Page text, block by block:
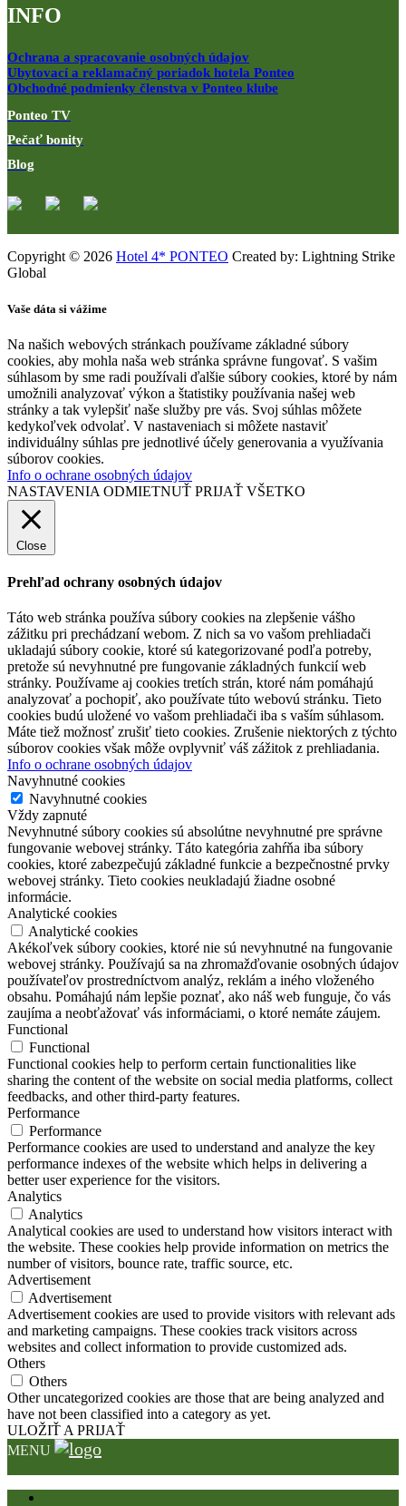
INFO
Ochrana a spracovanie osobných údajov
Ubytovací a reklamačný poriadok hotela Ponteo
Obchodné podmienky členstva v Ponteo klube
Ponteo TV
Pečať bonity
Blog
Copyright © 2026 Hotel 4* PONTEO Created by: Lightning Strike
Global
Vaše dáta si vážime
Na našich webových stránkach používame základné súbory
cookies, aby mohla naša web stránka správne fungovať. S vašim
súhlasom by sme radi používali ďalšie súbory cookies, ktoré by nám
umožnili analyzovať výkon a štatistiky používania našej web
stránky a tak vylepšiť naše služby pre vás. Svoj súhlas môžete
kedykoľvek odvolať. V nastaveniach si môžete nastaviť
individuálny súhlas pre jednotlivé účely generovania a využívania
súborov cookies.
Info o ochrane osobných údajov
NASTAVENIA ODMIETNUŤ PRIJAŤ VŠETKO
Close
Prehľad ochrany osobných údajov
Táto web stránka používa súbory cookies na zlepšenie vášho
zážitku pri prechádzaní webom. Z nich sa vo vašom prehliadači
ukladajú súbory cookie, ktoré sú kategorizované podľa potreby,
pretože sú nevyhnutné pre fungovanie základných funkcií web
stránky. Používame aj cookies tretích strán, ktoré nám pomáhajú
analyzovať a pochopiť, ako používate túto webovú stránku. Tieto
cookies budú uložené vo vašom prehliadači iba s vaším súhlasom.
Máte tiež možnosť zrušiť tieto cookies. Zrušenie niektorých z týchto
súborov cookies však môže ovplyvniť váš zážitok z prehliadania.
Info o ochrane osobných údajov
Navyhnutné cookies
Navyhnutné cookies
Vždy zapnuté
Nevyhnutné súbory cookies sú absolútne nevyhnutné pre správne
fungovanie webovej stránky. Táto kategória zahŕňa iba súbory
cookies, ktoré zabezpečujú základné funkcie a bezpečnostné prvky
webovej stránky. Tieto cookies neukladajú žiadne osobné
informácie.
Analytické cookies
Analytické cookies
Akékoľvek súbory cookies, ktoré nie sú nevyhnutné na fungovanie
webovej stránky. Používajú sa na zhromažďovanie osobných údajov
používateľov prostredníctvom analýz, reklám a iného vloženého
obsahu. Pomáhajú nám lepšie poznať, ako náš web funguje, čo vás
zaujíma a neobťažovať vás informáciami, o ktoré nemáte záujem.
Functional
Functional
Functional cookies help to perform certain functionalities like
sharing the content of the website on social media platforms, collect
feedbacks, and other third-party features.
Performance
Performance
Performance cookies are used to understand and analyze the key
performance indexes of the website which helps in delivering a
better user experience for the visitors.
Analytics
Analytics
Analytical cookies are used to understand how visitors interact with
the website. These cookies help provide information on metrics the
number of visitors, bounce rate, traffic source, etc.
Advertisement
Advertisement
Advertisement cookies are used to provide visitors with relevant ads
and marketing campaigns. These cookies track visitors across
websites and collect information to provide customized ads.
Others
Others
Other uncategorized cookies are those that are being analyzed and
have not been classified into a category as yet.
ULOŽIŤ A PRIJAŤ
MENU